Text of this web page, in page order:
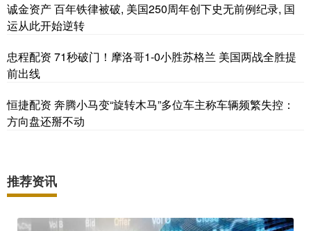
诚金资产 百年铁律被破, 美国250周年创下史无前例纪录, 国
运从此开始逆转
忠程配资 71秒破门！摩洛哥1-0小胜苏格兰 美国两战全胜提
前出线
恒捷配资 奔腾小马变“旋转木马”多位车主称车辆频繁失控：
方向盘还掰不动
推荐资讯